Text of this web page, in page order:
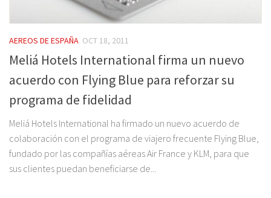
AEREOS DE ESPAÑA OCT 18, 2011
Meliá Hotels International firma un nuevo
acuerdo con Flying Blue para reforzar su
programa de fidelidad
Meliá Hotels International ha firmado un nuevo acuerdo de
colaboración con el programa de viajero frecuente Flying Blue,
fundado por las compañías aéreas Air France y KLM, para que
sus clientes puedan beneficiarse de...